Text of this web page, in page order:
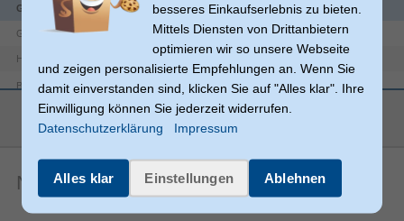
Gewicht & Abmessungen
Gewicht 40 g
Höhe
Breite 60 mm
90 mm
Warentarifnummer (HS) 95045000000
Ursprungsland
Merkmale
mehr anzeigen
Noch keine Artikelbewertungen
besseres Einkaufserlebnis zu bieten.
Mittels Diensten von Drittanbietern
optimieren wir so unsere Webseite
und zeigen personalisierte Empfehlungen an. Wenn Sie
damit einverstanden sind, klicken Sie auf "Alles klar". Ihre
Einwilligung können Sie jederzeit widerrufen.
Datenschutzerklärung
Impressum
Alles klar Einstellungen Ablehnen